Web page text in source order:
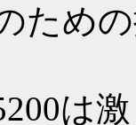
ため
は